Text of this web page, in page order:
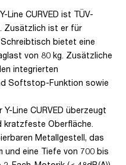
Line CURVED ist TÜV-
Zusätzlich ist er für
bietet eine
von 80 kg. Zusätzliche
integrierten
Softstop-Funktion sowie
Y-Line CURVED überzeugt
kratzfeste Oberfläche.
Metallgestell, das
und eine Tiefe von 700 bis